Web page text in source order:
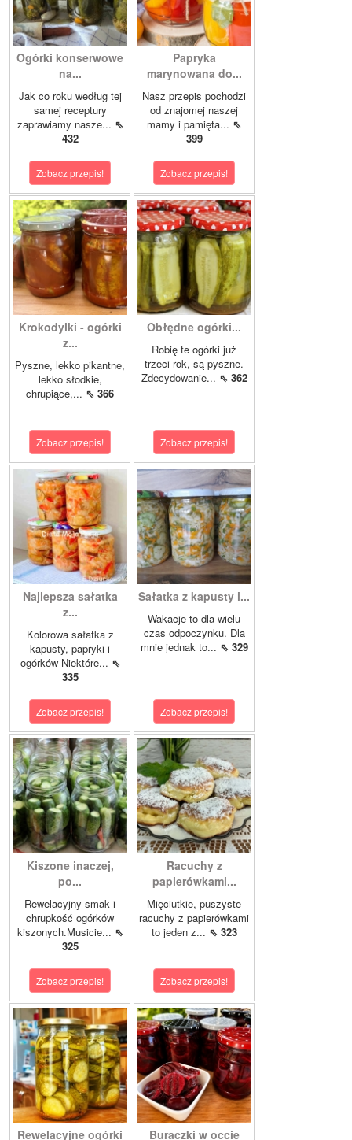
Ogórki konserwowe
na...
Jak co roku według tej
samej receptury
zaprawiamy nasze... ⇖
432
Zobacz przepis!
Papryka
marynowana do...
Nasz przepis pochodzi
od znajomej naszej
mamy i pamięta... ⇖
399
Zobacz przepis!
Krokodylki - ogórki
z...
Pyszne, lekko pikantne,
lekko słodkie,
chrupiące,... ⇖ 366
Zobacz przepis!
Obłędne ogórki...
Robię te ogórki już
trzeci rok, są pyszne.
Zdecydowanie... ⇖ 362
Zobacz przepis!
Najlepsza sałatka
z...
Kolorowa sałatka z
kapusty, papryki i
ogórków Niektóre... ⇖
335
Zobacz przepis!
Sałatka z kapusty i...
Wakacje to dla wielu
czas odpoczynku. Dla
mnie jednak to... ⇖ 329
Zobacz przepis!
Kiszone inaczej,
po...
Rewelacyjny smak i
chrupkość ogórków
kiszonych.Musicie... ⇖
325
Zobacz przepis!
Racuchy z
papierówkami...
Mięciutkie, puszyste
racuchy z papierówkami
to jeden z... ⇖ 323
Zobacz przepis!
Rewelacyjne ogórki Buraczki w occie